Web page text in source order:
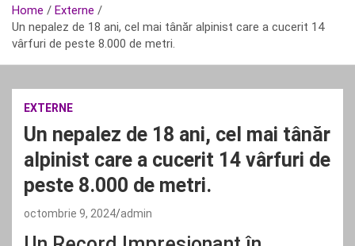
Home
Externe
Un nepalez de 18 ani, cel mai tânăr alpinist care a cucerit 14
vârfuri de peste 8.000 de metri.
EXTERNE
Un nepalez de 18 ani, cel mai tânăr
alpinist care a cucerit 14 vârfuri de
peste 8.000 de metri.
octombrie 9, 2024 admin